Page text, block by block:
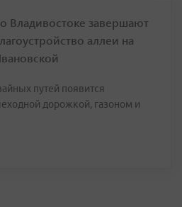
Владивостоке завершают
аллеи на
путей появится
дорожкой, газоном и